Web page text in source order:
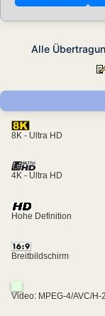
Alle
8K - Ultra HD
4K - Ultra HD
Hohe Definition
Breitbildschirm
Video: MPEG-4/AVC/H-